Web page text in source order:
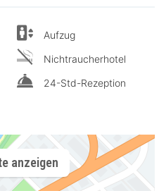
Aufzug
Nichtraucherhotel
24-Std-Rezeption
anzeigen